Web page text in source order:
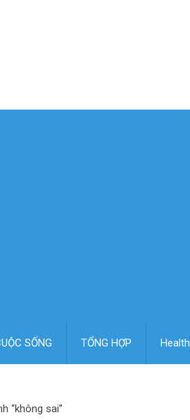
SỐNG TỔNG HỢP Health
“không sai”